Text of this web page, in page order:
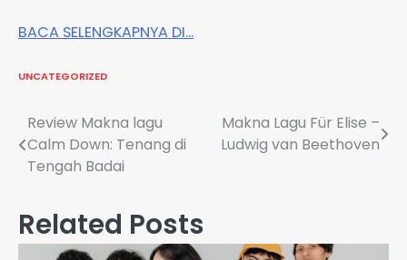
BACA SELENGKAPNYA DI…
UNCATEGORIZED
Post
navigation
Review Makna lagu
Calm Down: Tenang di
Tengah Badai
Makna Lagu Für Elise –
Ludwig van Beethoven
Related Posts